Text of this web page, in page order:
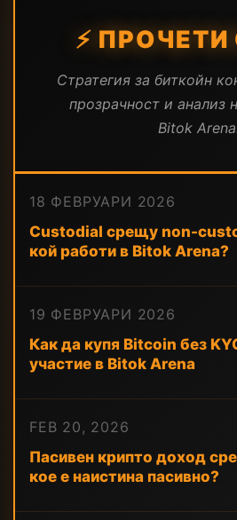
⚡ ПРОЧЕТИ
Стратегия за биткойн
прозрачност и анализ
Bitok
18 ФЕВРУАРИ 2026
Custodial срещу non-
кой работи в Bitok Arena?
19 ФЕВРУАРИ 2026
Как да купя Bitcoin без
участие в Bitok Arena
FEB 20, 2026
Пасивен крипто доход
кое е наистина пасивно?